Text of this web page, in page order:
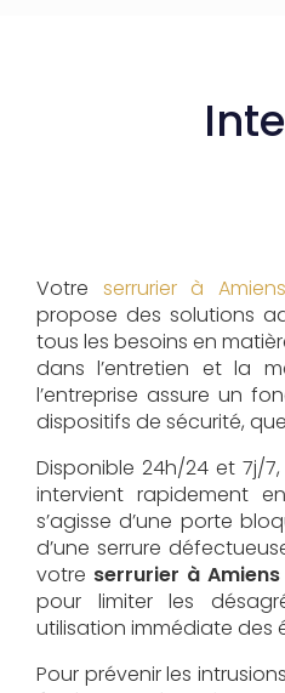
Votre serrurier à
propose des solutions
tous les besoins en
dans l’entretien et la
l’entreprise assure un
dispositifs de sécurité,
Disponible 24h/24 et 7j/
intervient rapidement
s’agisse d’une porte
d’une serrure
votre serrurier à Amiens
pour limiter les
utilisation immédiate des
Pour prévenir les